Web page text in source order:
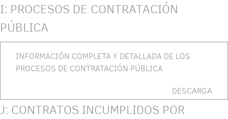
I: PROCESOS DE CONTRATACIÓN
PÚBLICA
INFORMACIÓN COMPLETA Y DETALLADA DE LOS
PROCESOS DE CONTRATACIÓN PÚBLICA
DESCARGA
J: CONTRATOS INCUMPLIDOS POR